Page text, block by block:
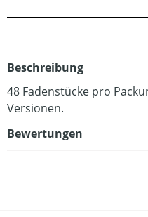
Beschreibung
48 Fadenstücke pro
Versionen.
Bewertungen